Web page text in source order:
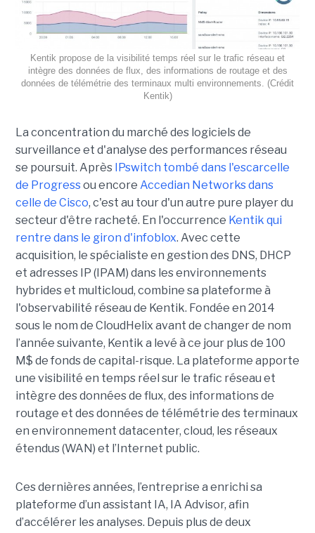
Kentik propose de la visibilité temps réel sur le trafic réseau et
intègre des données de flux, des informations de routage et des
données de télémétrie des terminaux multi environnements. (Crédit
Kentik)
La concentration du marché des logiciels de
surveillance et d'analyse des performances réseau
se poursuit. Après IPswitch tombé dans l'escarcelle
de Progressou encore Accedian Networks dans
celle de Cisco, c'est au tour d'un autre pure player du
secteur d'être racheté. En l'occurrence Kentik qui
rentre dans le giron d'infoblox. Avec cette
acquisition, le spécialiste en gestion des DNS, DHCP
et adresses IP (IPAM) dans les environnements
hybrides et multicloud, combine sa plateforme à
l'observabilité réseau de Kentik. Fondée en 2014
sous le nom de CloudHelix avant de changer de nom
l’année suivante, Kentik a levé à ce jour plus de 100
M$ de fonds de capital-risque. La plateforme apporte
une visibilité en temps réel sur le trafic réseau et
intègre des données de flux, des informations de
routage et des données de télémétrie des terminaux
en environnement datacenter, cloud, les réseaux
étendus (WAN) et l’Internet public.
Ces dernières années, l’entreprise a enrichi sa
plateforme d’un assistant IA, IA Advisor, afin
d’accélérer les analyses. Depuis plus de deux